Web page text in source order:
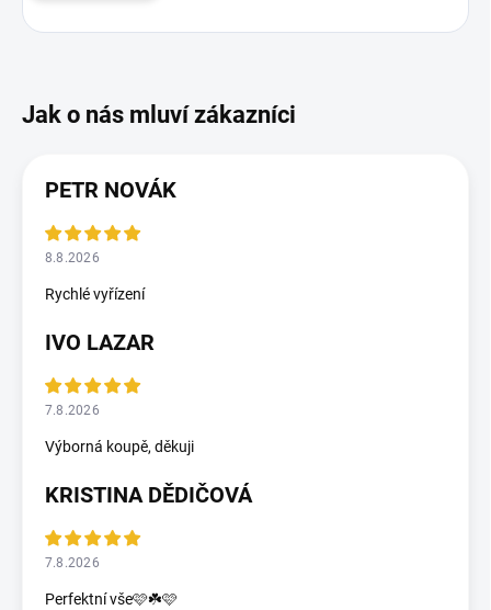
PETR NOVÁK
8.8.2026
Rychlé vyřízení
IVO LAZAR
7.8.2026
Výborná koupě, děkuji
KRISTINA DĚDIČOVÁ
7.8.2026
Perfektní vše🩷☘️🩷